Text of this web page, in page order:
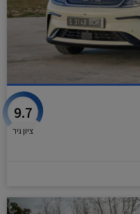
9.7
ציון גיר